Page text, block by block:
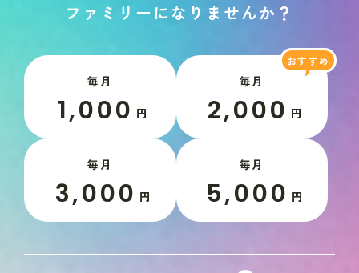
フ ァ ミ リ ーに な り ま せんか ？
毎月
1,000 円
毎月
2,000 円
毎月
3,000 円
毎月
5,000 円